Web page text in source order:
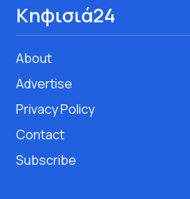
Κηφισιά24
About
Advertise
Privacy Policy
Contact
Subscribe